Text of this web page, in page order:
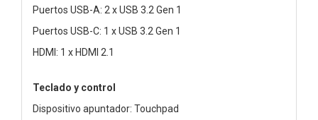
Puertos USB-A: 2 x USB 3.2 Gen 1
Puertos USB-C: 1 x USB 3.2 Gen 1
HDMI: 1 x HDMI 2.1
Teclado y control
Dispositivo apuntador: Touchpad